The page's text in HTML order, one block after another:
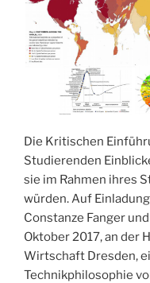
Die Kritischen
Studierenden
sie im Rahmen ihres
würden. Auf
Constanze Fanger
Oktober 2017, an der
Wirtschaft Dresden,
Technikphilosophie